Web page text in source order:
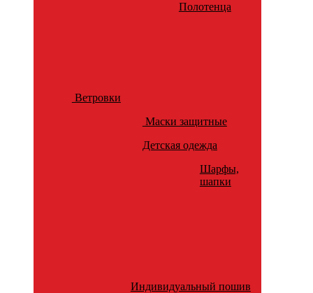
Полотенца
Ветровки
Маски защитные
Детская одежда
Шарфы,
шапки
Индивидуальный пошив